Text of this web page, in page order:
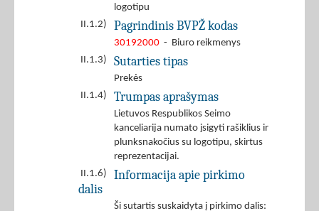
logotipu
II.1.2)
Pagrindinis BVPŽ kodas
30192000 - Biuro reikmenys
II.1.3)
Sutarties tipas
Prekės
II.1.4)
Trumpas aprašymas
Lietuvos Respublikos Seimo
kanceliarija numato įsigyti rašiklius ir
plunksnakočius su logotipu, skirtus
reprezentacijai.
II.1.6)
Informacija apie pirkimo
dalis
Ši sutartis suskaidyta į pirkimo dalis: